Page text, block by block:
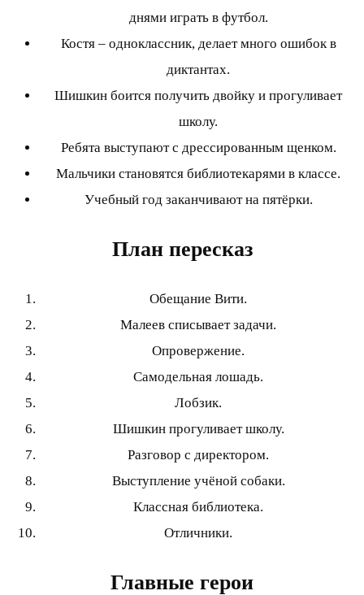
днями играть в футбол.
Костя – одноклассник, делает много ошибок в
диктантах.
Шишкин боится получить двойку и прогуливает
школу.
Ребята выступают с дрессированным щенком.
Мальчики становятся библиотекарями в классе.
Учебный год заканчивают на пятёрки.
План пересказ
Обещание Вити.
Малеев списывает задачи.
Опровержение.
Самодельная лошадь.
Лобзик.
Шишкин прогуливает школу.
Разговор с директором.
Выступление учёной собаки.
Классная библиотека.
Отличники.
Главные герои